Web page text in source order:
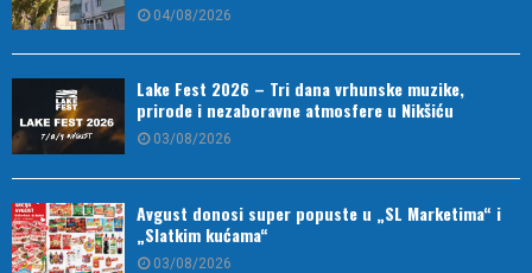
04/08/2026
Lake Fest 2026 – Tri dana vrhunske muzike,
prirode i nezaboravne atmosfere u Nikšiću
03/08/2026
Avgust donosi super popuste u „SL Marketima“ i
„Slatkim kućama“
03/08/2026